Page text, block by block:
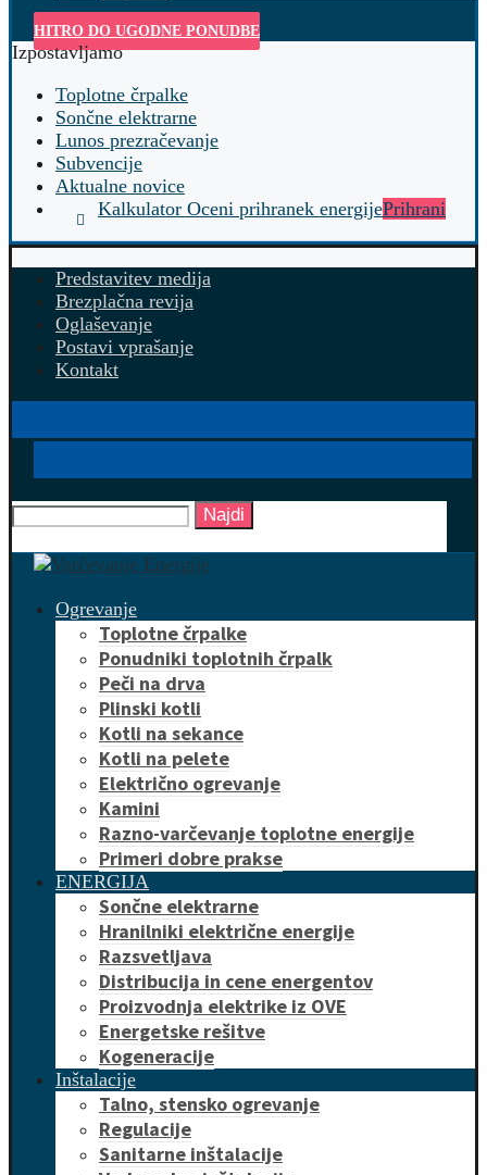
HITRO DO UGODNE PONUDBE
Izpostavljamo
Toplotne črpalke
Sončne elektrarne
Lunos prezračevanje
Subvencije
Aktualne novice
Kalkulator Oceni prihranek energijePrihrani
Predstavitev medija
Brezplačna revija
Oglaševanje
Postavi vprašanje
Kontakt
Najdi
Ogrevanje
Toplotne črpalke
Ponudniki toplotnih črpalk
Peči na drva
Plinski kotli
Kotli na sekance
Kotli na pelete
Električno ogrevanje
Kamini
Razno-varčevanje toplotne energije
Primeri dobre prakse
ENERGIJA
Sončne elektrarne
Hranilniki električne energije
Razsvetljava
Distribucija in cene energentov
Proizvodnja elektrike iz OVE
Energetske rešitve
Kogeneracije
Inštalacije
Talno, stensko ogrevanje
Regulacije
Sanitarne inštalacije